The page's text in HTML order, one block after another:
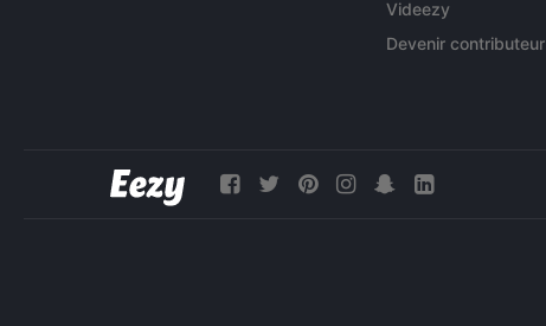
Videezy
Devenir contributeur